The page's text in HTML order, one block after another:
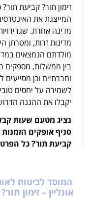
המייצגת את
מדינה אחרת.
מדינות זרות, ומטרתן
מולדתם הנמצאים
בין ממשלות, מספקים
וחברתיים וכן מסייעים
לשמירה על יחסים
יקבלו את ההגנה
נציג מטעם שעות
סניף אופקים הזמנות
קביעת תור? כל
אונליין – זימון